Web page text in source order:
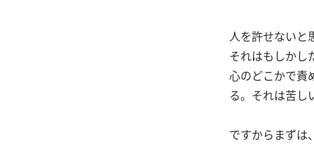
人を許せないと
それはもしか
心のどこかで責
る。それは苦し
ですからまずは